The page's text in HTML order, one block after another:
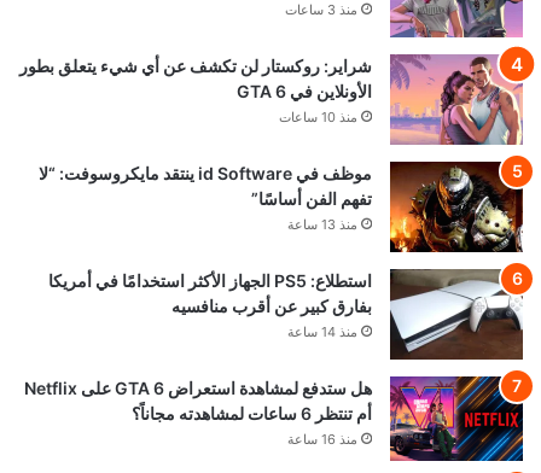
منذ 3 ساعات
شراير: روكستار لن تكشف عن أي شيء يتعلق بطور
الأونلاين في GTA 6
منذ 10 ساعات
موظف في id Software ينتقد مايكروسوفت: “لا
تفهم الفن أساسًا”
منذ 13 ساعة
استطلاع: PS5 الجهاز الأكثر استخدامًا في أمريكا
بفارق كبير عن أقرب منافسيه
منذ 14 ساعة
هل ستدفع لمشاهدة استعراض GTA 6 على Netflix
أم تنتظر 6 ساعات لمشاهدته مجاناً؟
منذ 16 ساعة